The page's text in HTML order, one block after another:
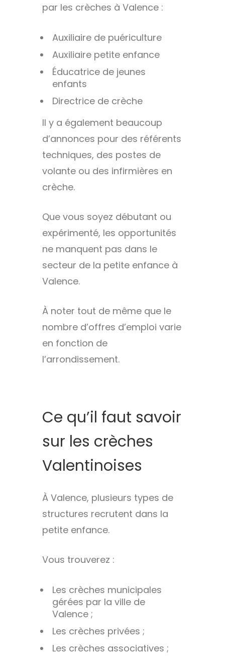
par les crèches à Valence :
Auxiliaire de puériculture
Auxiliaire petite enfance
Éducatrice de jeunes
enfants
Directrice de crèche
Il y a également beaucoup
d’annonces pour des référents
techniques, des postes de
volante ou des infirmières en
crèche.
Que vous soyez débutant ou
expérimenté, les opportunités
ne manquent pas dans le
secteur de la petite enfance à
Valence.
À noter tout de même que le
nombre d’offres d’emploi varie
en fonction de
l’arrondissement.
Ce qu’il faut savoir
sur les crèches
Valentinoises
À Valence, plusieurs types de
structures recrutent dans la
petite enfance.
Vous trouverez :
Les crèches municipales
gérées par la ville de
Valence ;
Les crèches privées ;
Les crèches associatives ;